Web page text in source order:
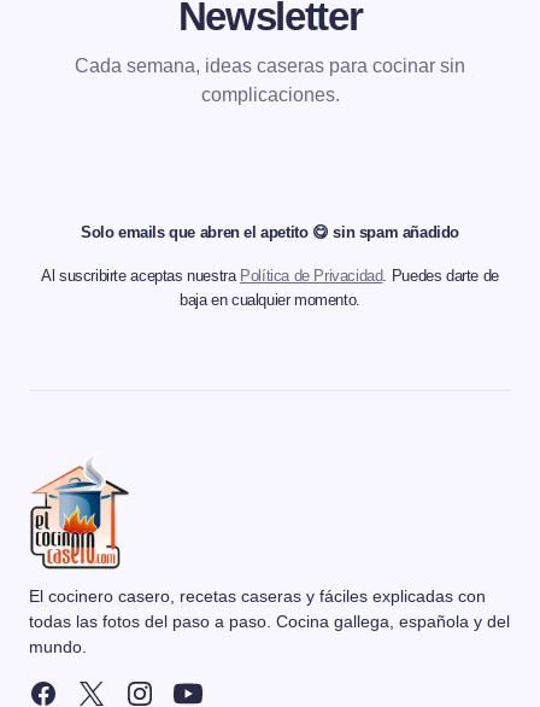
Newsletter
Cada semana, ideas caseras para cocinar sin
complicaciones.
Solo emails que abren el apetito 😋 sin spam añadido
Al suscribirte aceptas nuestra Política de Privacidad. Puedes darte de
baja en cualquier momento.
El cocinero casero, recetas caseras y fáciles explicadas con
todas las fotos del paso a paso. Cocina gallega, española y del
mundo.